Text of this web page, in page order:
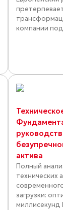
компании
актива
Полный
технических
загрузки:
миллисекунд